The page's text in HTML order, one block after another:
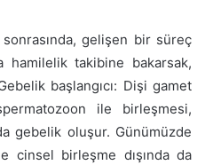
gelişen bir süreç
hamilelik takibine bakarsak,
başlangıcı: Dişi gamet
ile birleşmesi,
gebelik oluşur. Günümüzde
cinsel birleşme dışında da